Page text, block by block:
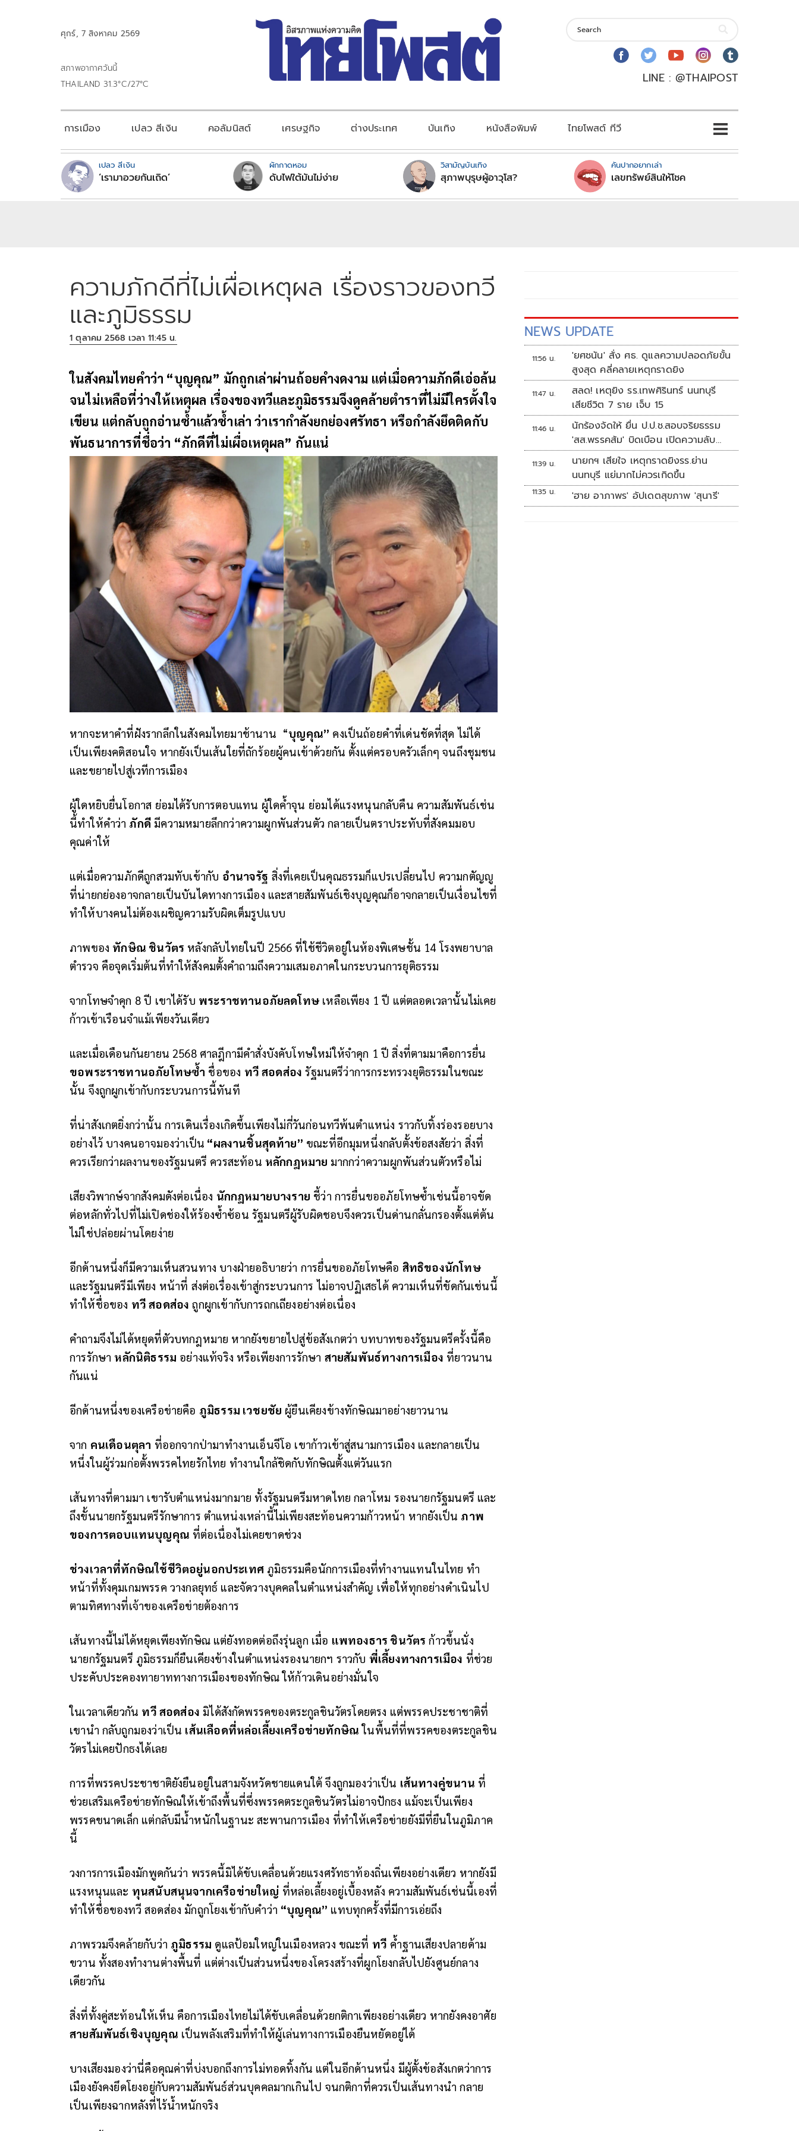
ศุกร์, 7 สิงหาคม 2569
สภาพอากาศวันนี้
THAILAND 31.3°C/27°C
LINE : @THAIPOST
การเมือง เปลว สีเงิน คอลัมนิสต์ เศรษฐกิจ ต่างประเทศ บันเทิง หนังสือพิมพ์ ไทยโพสต์ ทีวี
เปลว สีเงิน
‘เรามาอวยกันเถิด’
ผักกาดหอม
ดับไฟใต้มันไม่ง่าย
วิสามัญบันเทิง
สุภาพบุรุษผู้อาวุโส?
คันปากอยากเล่า
เลขทรัพย์สินให้โชค
ความภักดีที่ไม่เผื่อเหตุผล เรื่องราวของทวี
และภูมิธรรม
1 ตุลาคม 2568 เวลา 11:45 น.
ในสังคมไทยคำว่า “บุญคุณ” มักถูกเล่าผ่านถ้อยคำงดงาม แต่เมื่อความภักดีเอ่อล้น
จนไม่เหลือที่ว่างให้เหตุผล เรื่องของทวีและภูมิธรรมจึงดูคล้ายตำราที่ไม่มีใครตั้งใจ
เขียน แต่กลับถูกอ่านซ้ำแล้วซ้ำเล่า ว่าเรากำลังยกย่องศรัทธา หรือกำลังยึดติดกับ
พันธนาการที่ชื่อว่า “ภักดีที่ไม่เผื่อเหตุผล” กันแน่
หากจะหาคำที่ฝังรากลึกในสังคมไทยมาช้านาน “บุญคุณ” คงเป็นถ้อยคำที่เด่นชัดที่สุด ไม่ได้
เป็นเพียงคติสอนใจ หากยังเป็นเส้นใยที่ถักร้อยผู้คนเข้าด้วยกัน ตั้งแต่ครอบครัวเล็กๆ จนถึงชุมชน
และขยายไปสู่เวทีการเมือง
ผู้ใดหยิบยื่นโอกาส ย่อมได้รับการตอบแทน ผู้ใดค้ำจุน ย่อมได้แรงหนุนกลับคืน ความสัมพันธ์เช่น
นี้ทำให้คำว่า ภักดี มีความหมายลึกกว่าความผูกพันส่วนตัว กลายเป็นตราประทับที่สังคมมอบ
คุณค่าให้
แต่เมื่อความภักดีถูกสวมทับเข้ากับ อำนาจรัฐ สิ่งที่เคยเป็นคุณธรรมก็แปรเปลี่ยนไป ความกตัญญู
ที่น่ายกย่องอาจกลายเป็นบันไดทางการเมือง และสายสัมพันธ์เชิงบุญคุณก็อาจกลายเป็นเงื่อนไขที่
ทำให้บางคนไม่ต้องเผชิญความรับผิดเต็มรูปแบบ
ภาพของ ทักษิณ ชินวัตร หลังกลับไทยในปี 2566 ที่ใช้ชีวิตอยู่ในห้องพิเศษชั้น 14 โรงพยาบาล
ตำรวจ คือจุดเริ่มต้นที่ทำให้สังคมตั้งคำถามถึงความเสมอภาคในกระบวนการยุติธรรม
จากโทษจำคุก 8 ปี เขาได้รับ พระราชทานอภัยลดโทษเหลือเพียง 1 ปี แต่ตลอดเวลานั้นไม่เคย
ก้าวเข้าเรือนจำแม้เพียงวันเดียว
และเมื่อเดือนกันยายน 2568 ศาลฎีกามีคำสั่งบังคับโทษใหม่ให้จำคุก 1 ปี สิ่งที่ตามมาคือการยื่น
ขอพระราชทานอภัยโทษซ้ำ ชื่อของ ทวี สอดส่อง รัฐมนตรีว่าการกระทรวงยุติธรรมในขณะ
นั้น จึงถูกผูกเข้ากับกระบวนการนี้ทันที
ที่น่าสังเกตยิ่งกว่านั้น การเดินเรื่องเกิดขึ้นเพียงไม่กี่วันก่อนทวีพ้นตำแหน่ง ราวกับทิ้งร่องรอยบาง
อย่างไว้ บางคนอาจมองว่าเป็น “ผลงานชิ้นสุดท้าย” ขณะที่อีกมุมหนึ่งกลับตั้งข้อสงสัยว่า สิ่งที่
ควรเรียกว่าผลงานของรัฐมนตรี ควรสะท้อน หลักกฎหมาย มากกว่าความผูกพันส่วนตัวหรือไม่
เสียงวิพากษ์จากสังคมดังต่อเนื่อง นักกฎหมายบางราย ชี้ว่า การยื่นขออภัยโทษซ้ำเช่นนี้อาจขัด
ต่อหลักทั่วไปที่ไม่เปิดช่องให้ร้องซ้ำซ้อน รัฐมนตรีผู้รับผิดชอบจึงควรเป็นด่านกลั่นกรองตั้งแต่ต้น
ไม่ใช่ปล่อยผ่านโดยง่าย
อีกด้านหนึ่งก็มีความเห็นสวนทาง บางฝ่ายอธิบายว่า การยื่นขออภัยโทษคือ สิทธิของนักโทษ
และรัฐมนตรีมีเพียง หน้าที่ ส่งต่อเรื่องเข้าสู่กระบวนการ ไม่อาจปฏิเสธได้ ความเห็นที่ขัดกันเช่นนี้
ทำให้ชื่อของ ทวี สอดส่อง ถูกผูกเข้ากับการถกเถียงอย่างต่อเนื่อง
คำถามจึงไม่ได้หยุดที่ตัวบทกฎหมาย หากยังขยายไปสู่ข้อสังเกตว่า บทบาทของรัฐมนตรีครั้งนี้คือ
การรักษา หลักนิติธรรม อย่างแท้จริง หรือเพียงการรักษา สายสัมพันธ์ทางการเมือง ที่ยาวนาน
กันแน่
อีกด้านหนึ่งของเครือข่ายคือ ภูมิธรรม เวชยชัย ผู้ยืนเคียงข้างทักษิณมาอย่างยาวนาน
จาก คนเดือนตุลา ที่ออกจากป่ามาทำงานเอ็นจีโอ เขาก้าวเข้าสู่สนามการเมือง และกลายเป็น
หนึ่งในผู้ร่วมก่อตั้งพรรคไทยรักไทย ทำงานใกล้ชิดกับทักษิณตั้งแต่วันแรก
เส้นทางที่ตามมา เขารับตำแหน่งมากมาย ทั้งรัฐมนตรีมหาดไทย กลาโหม รองนายกรัฐมนตรี และ
ถึงขั้นนายกรัฐมนตรีรักษาการ ตำแหน่งเหล่านี้ไม่เพียงสะท้อนความก้าวหน้า หากยังเป็น ภาพ
ของการตอบแทนบุญคุณ ที่ต่อเนื่องไม่เคยขาดช่วง
ช่วงเวลาที่ทักษิณใช้ชีวิตอยู่นอกประเทศ ภูมิธรรมคือนักการเมืองที่ทำงานแทนในไทย ทำ
หน้าที่ทั้งคุมเกมพรรค วางกลยุทธ์ และจัดวางบุคคลในตำแหน่งสำคัญ เพื่อให้ทุกอย่างดำเนินไป
ตามทิศทางที่เจ้าของเครือข่ายต้องการ
เส้นทางนี้ไม่ได้หยุดเพียงทักษิณ แต่ยังทอดต่อถึงรุ่นลูก เมื่อ แพทองธาร ชินวัตร ก้าวขึ้นนั่ง
นายกรัฐมนตรี ภูมิธรรมก็ยืนเคียงข้างในตำแหน่งรองนายกฯ ราวกับ พี่เลี้ยงทางการเมือง ที่ช่วย
ประคับประคองทายาททางการเมืองของทักษิณ ให้ก้าวเดินอย่างมั่นใจ
ในเวลาเดียวกัน ทวี สอดส่อง มิได้สังกัดพรรคของตระกูลชินวัตรโดยตรง แต่พรรคประชาชาติที่
เขานำ กลับถูกมองว่าเป็น เส้นเลือดที่หล่อเลี้ยงเครือข่ายทักษิณ ในพื้นที่ที่พรรคของตระกูลชิน
วัตรไม่เคยปักธงได้เลย
การที่พรรคประชาชาติยังยืนอยู่ในสามจังหวัดชายแดนใต้ จึงถูกมองว่าเป็น เส้นทางคู่ขนาน ที่
ช่วยเสริมเครือข่ายทักษิณให้เข้าถึงพื้นที่ซึ่งพรรคตระกูลชินวัตรไม่อาจปักธง แม้จะเป็นเพียง
พรรคขนาดเล็ก แต่กลับมีน้ำหนักในฐานะสะพานการเมือง ที่ทำให้เครือข่ายยังมีที่ยืนในภูมิภาค
นี้
วงการการเมืองมักพูดกันว่า พรรคนี้มิได้ขับเคลื่อนด้วยแรงศรัทธาท้องถิ่นเพียงอย่างเดียว หากยังมี
แรงหนุนและ ทุนสนับสนุนจากเครือข่ายใหญ่ ที่หล่อเลี้ยงอยู่เบื้องหลัง ความสัมพันธ์เช่นนี้เองที่
ทำให้ชื่อของทวี สอดส่อง มักถูกโยงเข้ากับคำว่า “บุญคุณ” แทบทุกครั้งที่มีการเอ่ยถึง
ภาพรวมจึงคล้ายกับว่า ภูมิธรรม ดูแลป้อมใหญ่ในเมืองหลวง ขณะที่ ทวี ค้ำฐานเสียงปลายด้าม
ขวาน ทั้งสองทำงานต่างพื้นที่ แต่ต่างเป็นส่วนหนึ่งของโครงสร้างที่ผูกโยงกลับไปยังศูนย์กลาง
เดียวกัน
สิ่งที่ทั้งคู่สะท้อนให้เห็น คือการเมืองไทยไม่ได้ขับเคลื่อนด้วยกติกาเพียงอย่างเดียว หากยังคงอาศัย
สายสัมพันธ์เชิงบุญคุณ เป็นพลังเสริมที่ทำให้ผู้เล่นทางการเมืองยืนหยัดอยู่ได้
บางเสียงมองว่านี่คือคุณค่าที่บ่งบอกถึงการไม่ทอดทิ้งกัน แต่ในอีกด้านหนึ่ง มีผู้ตั้งข้อสังเกตว่าการ
เมืองยังคงยึดโยงอยู่กับความสัมพันธ์ส่วนบุคคลมากเกินไป จนกติกาที่ควรเป็นเส้นทางนำ กลาย
เป็นเพียงฉากหลังที่ไร้น้ำหนักจริง
NEWS UPDATE
11:56 น.
'ยศชนัน' สั่ง ศธ. ดูแลความปลอดภัยขั้น
สูงสุด คลี่คลายเหตุกราดยิง
11:47 น.
สลด! เหตุยิง รร.เทพศิรินทร์ นนทบุรี
เสียชีวิต 7 ราย เจ็บ 15
11:46 น.
นักร้องจัดให้ ยื่น ป.ป.ช.สอบจริยธรรม
'สส.พรรคส้ม' บิดเบือน เปิดความลับ
'บังเกอร์ทหาร'
11:39 น.
นายกฯ เสียใจ เหตุกราดยิงรร.ย่าน
นนทบุรี แย่มากไม่ควรเกิดขึ้น
11:35 น. 'ฮาย อาภาพร' อัปเดตสุขภาพ 'สุนารี'